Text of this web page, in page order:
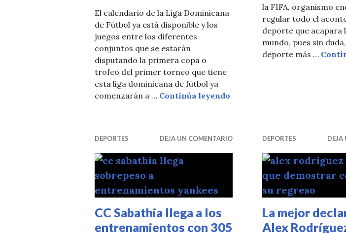
El calendario de la Liga Dominicana
de Fútbol ya está disponible y los
juegos entre los diferentes
conjuntos que se estarán
disputando la primera copa o
trofeo del primer torneo que tiene
esta liga dominicana de fútbol ya
comenzarán a … Continúa leyendo
la FIFA, organismo
regular todo el
deporte que acapara
mundo, pues sin
deporte más …
DEPORTES DEJA UN COMENTARIO
CC Sabathia llega a los
entrenamientos con 305
DEPORTES DEJA
La mejor
Alex